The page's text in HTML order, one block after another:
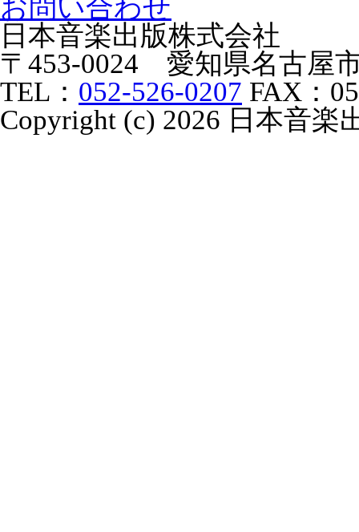
お問い合わせ
日本音楽出版株式会社
〒453-0024 愛知県名古屋
TEL： 052-526-0207 FAX：
Copyright (c) 2026 日本音楽